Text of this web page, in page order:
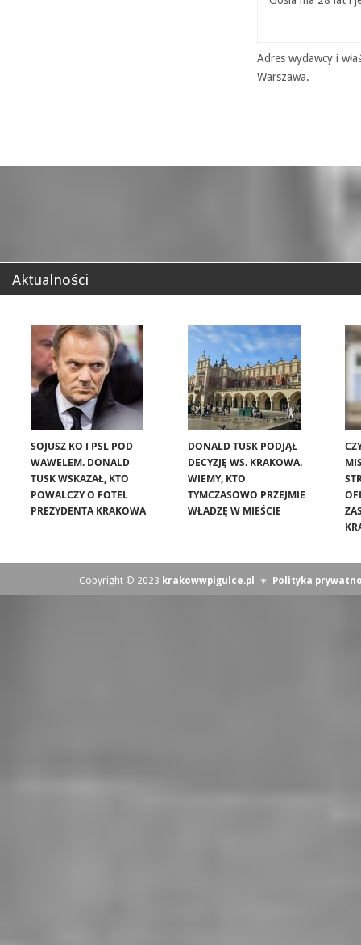
Adres wydawcy i
Warszawa.
Aktualności
SOJUSZ KO I PSL POD
WAWELEM. DONALD
TUSK WSKAZAŁ, KTO
POWALCZY O FOTEL
PREZYDENTA KRAKOWA
DONALD TUSK PODJĄŁ
DECYZJĘ WS. KRAKOWA.
WIEMY, KTO
TYMCZASOWO PRZEJMIE
WŁADZĘ W MIEŚCIE
Copyright © 2023 krakowwpigulce.pl ∗ Polityka